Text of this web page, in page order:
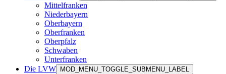
Mittelfranken
Niederbayern
Oberbayern
Oberfranken
Oberpfalz
Schwaben
Unterfranken
Die LVW
MOD_MENU_TOGGLE_SUBMENU_LABEL